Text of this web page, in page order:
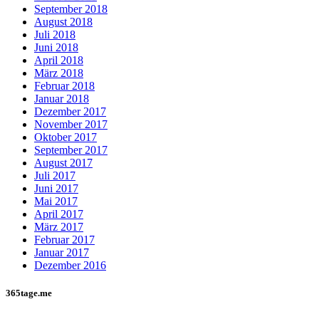
September 2018
August 2018
Juli 2018
Juni 2018
April 2018
März 2018
Februar 2018
Januar 2018
Dezember 2017
November 2017
Oktober 2017
September 2017
August 2017
Juli 2017
Juni 2017
Mai 2017
April 2017
März 2017
Februar 2017
Januar 2017
Dezember 2016
365tage.me